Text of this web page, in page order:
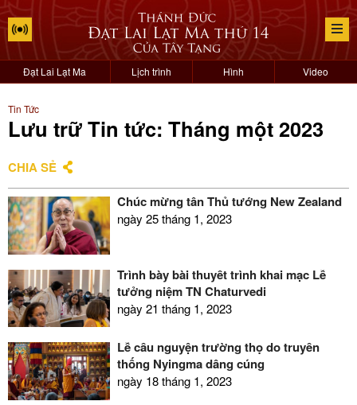
Đạt Lai Lạt Ma Lịch trình Hình Video
Tin Tức
Lưu trữ Tin tức: Tháng một 2023
CHIA SẺ
Chúc mừng tân Thủ tướng New Zealand
ngày 25 tháng 1, 2023
Trình bày bài thuyết trình khai mạc Lễ
tưởng niệm TN Chaturvedi
ngày 21 tháng 1, 2023
Lễ cầu nguyện trường thọ do truyền
thống Nyingma dâng cúng
ngày 18 tháng 1, 2023